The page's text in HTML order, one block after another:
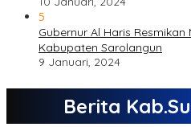
5
Gubernur Al Haris
Kabupaten Sarolangun
9 Januari, 2024
Berita